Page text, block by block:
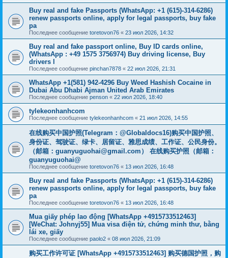
Buy real and fake Passports (WhatsApp: +1 (615)-314-6286)
renew passports online, apply for legal passports, buy fake
pa
Последнее сообщение toretovon76 « 23 июл 2026, 14:32
Buy real and fake passport online, Buy ID cards online,
(WhatsApp : +49 1575 3756974) Buy driving license, Buy
drivers l
Последнее сообщение pinchan7878 « 22 июл 2026, 21:31
WhatsApp +1(581) 942-4296 Buy Weed Hashish Cocaine in
Dubai Abu Dhabi Ajman United Arab Emirates
Последнее сообщение penson « 22 июл 2026, 18:40
tylekeonhanhcom
Последнее сообщение tylekeonhanhcom « 21 июл 2026, 14:55
在线购买中国护照(Telegram：@Globaldocs16)购买中国护照、
身份证、驾驶证、绿卡、居留证、雅思成绩、工作证、公民身份。
（邮箱： guanyuguohai@gmail.com ） 在线购买护照（邮箱：
guanyuguohai@
Последнее сообщение toretovon76 « 13 июл 2026, 16:48
Buy real and fake Passports (WhatsApp: +1 (615)-314-6286)
renew passports online, apply for legal passports, buy fake
pa
Последнее сообщение toretovon76 « 13 июл 2026, 16:48
Mua giấy phép lao động [WhatsApp +4915733512463]
[WeChat: Johnyj55] Mua visa điện tử, chứng minh thư, bằng
lái xe, giấy
Последнее сообщение paolo2 « 08 июл 2026, 21:09
购买工作许可证 [WhatsApp +4915733512463] 购买德国护照，购